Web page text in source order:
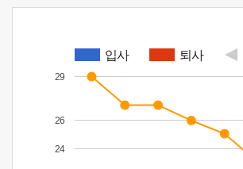
입사 퇴사
24
26
29